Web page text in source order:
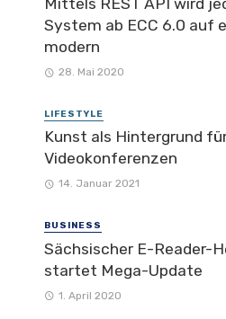
System ab ECC 6.0 auf
modern
28. Mai 2020
LIFESTYLE
Kunst als Hintergrund
Videokonferenzen
14. Januar 2021
BUSINESS
Sächsischer E-Reader-
startet Mega-Update
1. April 2020